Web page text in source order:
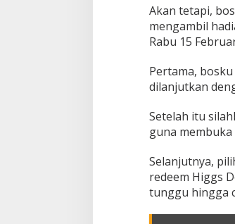
Akan tetapi,
mengambil
Rabu 15
Pertama,
dilanjutkan
Setelah itu
guna
Selanjutnya,
redeem Higgs
tunggu hingga